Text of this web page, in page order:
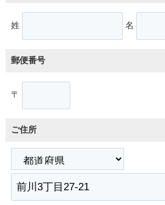
姓 名
郵便番号
〒
ご住所